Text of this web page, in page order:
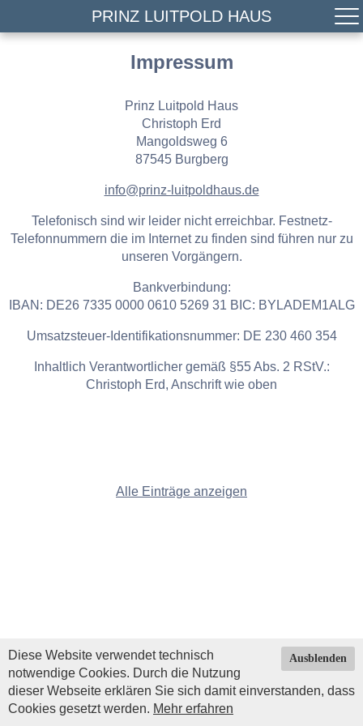
PRINZ LUITPOLD HAUS
Impressum
Prinz Luitpold Haus
Christoph Erd
Mangoldsweg 6
87545 Burgberg
info@prinz-luitpoldhaus.de
Telefonisch sind wir leider nicht erreichbar. Festnetz-
Telefonnummern die im Internet zu finden sind führen nur zu
unseren Vorgängern.
Bankverbindung:
IBAN: DE26 7335 0000 0610 5269 31 BIC: BYLADEM1ALG
Umsatzsteuer-Identifikationsnummer: DE 230 460 354
Inhaltlich Verantwortlicher gemäß §55 Abs. 2 RStV.:
Christoph Erd, Anschrift wie oben
Alle Einträge anzeigen
Ausblenden
Diese Website verwendet technisch
notwendige Cookies. Durch die Nutzung
dieser Webseite erklären Sie sich damit einverstanden, dass
Cookies gesetzt werden. Mehr erfahren